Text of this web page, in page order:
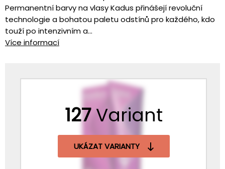
Permanentní barvy na vlasy Kadus přinášejí revoluční
technologie a bohatou paletu odstínů pro každého, kdo
touží po intenzivním a...
Více informací
127Variant
UKÁZAT VARIANTY